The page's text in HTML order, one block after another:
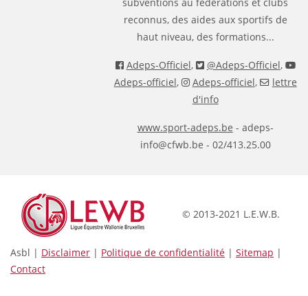
reconnus, des aides aux sportifs de
haut niveau, des formations...
Adeps-Officiel, @Adeps-Officiel,
Adeps-officiel, Adeps-officiel,
lettre
d'info
www.sport-adeps.be - adeps-
info@cfwb.be - 02/413.25.00
© 2013-2021 L.E.W.B.
Asbl | Disclaimer | Politique de confidentialité | Sitemap |
Contact